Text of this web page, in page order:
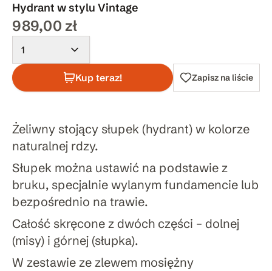
Hydrant w stylu Vintage
989,00 zł
1
Kup teraz! Zapisz na liście
Żeliwny stojący słupek (hydrant) w kolorze
naturalnej rdzy.
Słupek można ustawić na podstawie z
bruku, specjalnie wylanym fundamencie lub
bezpośrednio na trawie.
Całość skręcone z dwóch części – dolnej
(misy) i górnej (słupka).
W zestawie ze zlewem mosiężny